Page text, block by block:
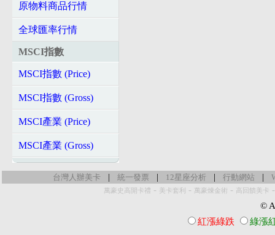
原物料商品行情
全球匯率行情
MSCI指數
MSCI指數 (Price)
MSCI指數 (Gross)
MSCI產業 (Price)
MSCI產業 (Gross)
台灣人辦美卡 | 統一發票 | 12星座分析 | 行動網站 |
萬豪史高開卡禮 - 美卡套利 - 萬豪煉金術 - 高回饋美卡
©
紅漲綠跌
綠漲